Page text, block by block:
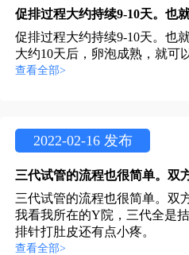
促排过程大约持续9-10天。也
大约10天后，卵泡成熟，就可
查看全部>
2022-02-16 发布
三代试管的流程也很简单。双
我看我所在的Y院，三代全是
排针打肚皮还有点小疼。
查看全部>